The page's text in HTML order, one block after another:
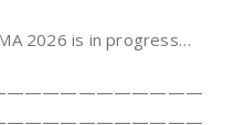
2026 is in progress…